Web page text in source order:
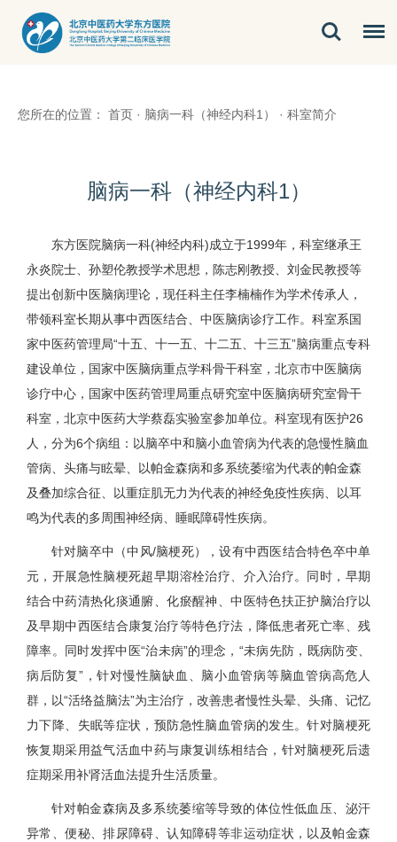
您所在的位置： 首页 · 脑病一科（神经内科1） · 科室简介
脑病一科（神经内科1）
东方医院脑病一科(神经内科)成立于1999年，科室继承王
永炎院士、孙塑伦教授学术思想，陈志刚教授、刘金民教授等
提出创新中医脑病理论，现任科主任李楠楠作为学术传承人，
带领科室长期从事中西医结合、中医脑病诊疗工作。科室系国
家中医药管理局“十五、十一五、十二五、十三五”脑病重点专科
建设单位，国家中医脑病重点学科骨干科室，北京市中医脑病
诊疗中心，国家中医药管理局重点研究室中医脑病研究室骨干
科室，北京中医药大学蔡磊实验室参加单位。科室现有医护26
人，分为6个病组：以脑卒中和脑小血管病为代表的急慢性脑血
管病、头痛与眩晕、以帕金森病和多系统萎缩为代表的帕金森
及叠加综合征、以重症肌无力为代表的神经免疫性疾病、以耳
鸣为代表的多周围神经病、睡眠障碍性疾病。
针对脑卒中（中风/脑梗死），设有中西医结合特色卒中单
元，开展急性脑梗死超早期溶栓治疗、介入治疗。同时，早期
结合中药清热化痰通腑、化瘀醒神、中医特色扶正护脑治疗以
及早期中西医结合康复治疗等特色疗法，降低患者死亡率、残
障率。同时发挥中医“治未病”的理念，“未病先防，既病防变、
病后防复”，针对慢性脑缺血、脑小血管病等脑血管病高危人
群，以“活络益脑法”为主治疗，改善患者慢性头晕、头痛、记忆
力下降、失眠等症状，预防急性脑血管病的发生。针对脑梗死
恢复期采用益气活血中药与康复训练相结合，针对脑梗死后遗
症期采用补肾活血法提升生活质量。
针对帕金森病及多系统萎缩等导致的体位性低血压、泌汗
异常、便秘、排尿障碍、认知障碍等非运动症状，以及帕金森